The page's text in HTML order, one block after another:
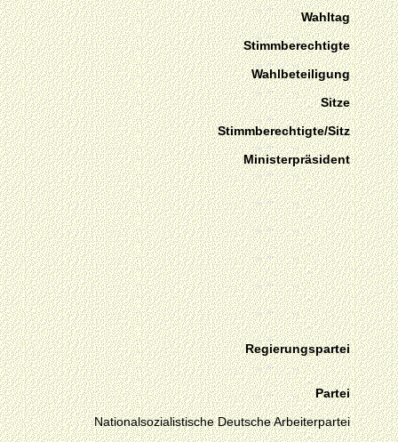
Wahltag
Stimmberechtigte
Wahlbeteiligung
Sitze
Stimmberechtigte/Sitz
Ministerpräsident
Regierungspartei
Partei
Nationalsozialistische Deutsche Arbeiterpartei